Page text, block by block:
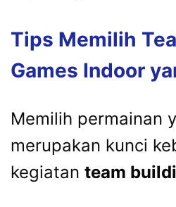
Tips Memilih
Games Indoor
Memilih permainan
merupakan kunci
kegiatan team